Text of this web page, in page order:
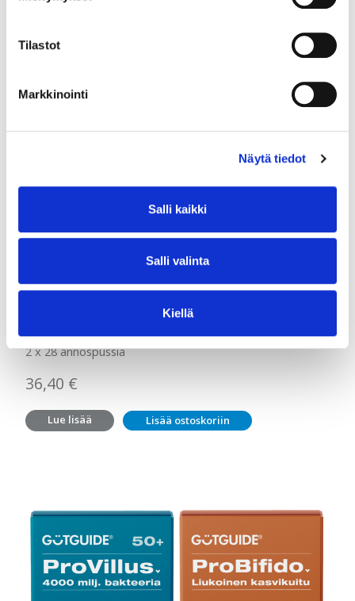
Tilastot
Markkinointi
Näytä tiedot
Salli kaikki
Salli valinta
Kiellä
Yhdistelmä: Bakteerilisä + ravintokuitu
2 x 28 annospussia
36,40 €
Lue lisää Lisää ostoskoriin